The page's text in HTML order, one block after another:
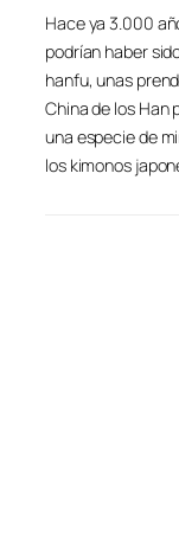
Hace ya 3.000
podrían haber
hanfu, unas
China de los Han
una especie de
los kimonos